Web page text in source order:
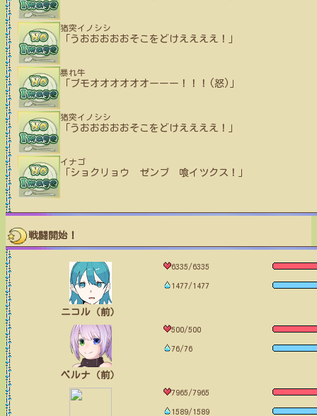
猪突イノシシ
「うおおおおおそこをどけええええ！」
暴れ牛
「ブモオオオオオオーーー！！！(怒)」
猪突イノシシ
「うおおおおおそこをどけええええ！」
イナゴ
「ショクリョウ ゼンブ 喰イツクス！」
戦闘開始！
ニコル（前）
6335/6335
1477/1477
ベルナ（前）
500/500
76/76
7965/7965
1589/1589